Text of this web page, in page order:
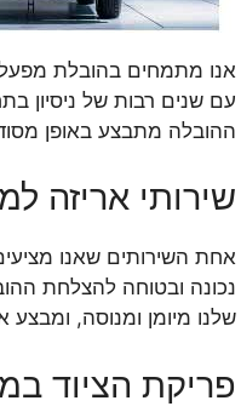
אנו מתמחים בהובלת
עם שנים רבות של ניסיון
ההובלה מתבצע באופן
שירותי אריזה
אחת השירותים שאנו
נכונה ובטוחה להצלחת
שלנו מיומן ומנוסה,
פריקת הציוד